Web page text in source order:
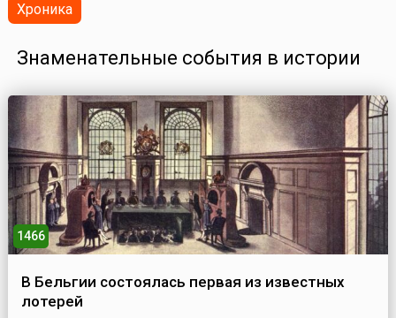
Хроника
Знаменательные события в истории
1466
В Бельгии состоялась первая из известных
лотерей